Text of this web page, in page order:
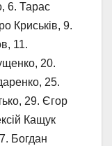
6. Тарас
Криськів, 9.
11.
20.
25.
29. Єгор
Кащук
Богдан